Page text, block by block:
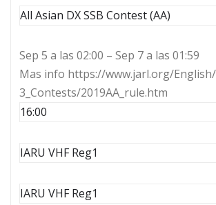
All Asian DX SSB Contest (AA)
Sep 5 a las 02:00 – Sep 7 a las 01:59
Mas info https://www.jarl.org/
3_Contests/2019AA_rule.htm
16:00
IARU VHF Reg1
IARU VHF Reg1